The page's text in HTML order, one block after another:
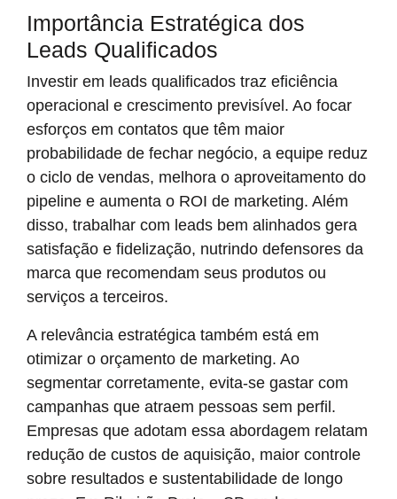
Importância Estratégica dos
Leads Qualificados
Investir em leads qualificados traz eficiência
operacional e crescimento previsível. Ao focar
esforços em contatos que têm maior
probabilidade de fechar negócio, a equipe reduz
o ciclo de vendas, melhora o aproveitamento do
pipeline e aumenta o ROI de marketing. Além
disso, trabalhar com leads bem alinhados gera
satisfação e fidelização, nutrindo defensores da
marca que recomendam seus produtos ou
serviços a terceiros.
A relevância estratégica também está em
otimizar o orçamento de marketing. Ao
segmentar corretamente, evita-se gastar com
campanhas que atraem pessoas sem perfil.
Empresas que adotam essa abordagem relatam
redução de custos de aquisição, maior controle
sobre resultados e sustentabilidade de longo